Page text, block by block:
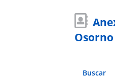
Osorno
Buscar